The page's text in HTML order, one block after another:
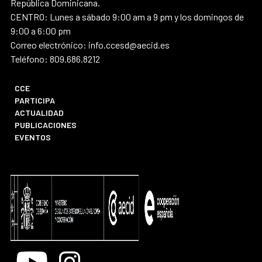
República Dominicana.
CENTRO: Lunes a sábado 9:00 am a 9 pm y los domingos de
9:00 a 6:00 pm
Correo electrónico: info.ccesd@aecid.es
Teléfono: 809.686.8212
CCE
PARTICIPA
ACTUALIDAD
PUBLICACIONES
EVENTOS
Youtube Instagram